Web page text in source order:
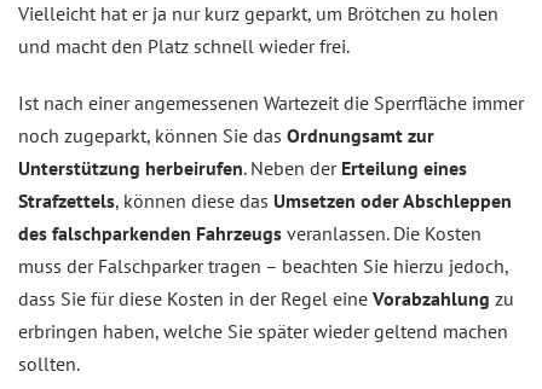
Vielleicht hat er ja nur kurz geparkt, um Brötchen zu holen
und macht den Platz schnell wieder frei.
Ist nach einer angemessenen Wartezeit die Sperrfläche immer
noch zugeparkt, können Sie das Ordnungsamt zur
Unterstützung herbeirufen. Neben der Erteilung eines
Strafzettels, können diese das Umsetzen oder Abschleppen
des falschparkenden Fahrzeugs veranlassen. Die Kosten
muss der Falschparker tragen – beachten Sie hierzu jedoch,
dass Sie für diese Kosten in der Regel eine Vorabzahlung zu
erbringen haben, welche Sie später wieder geltend machen
sollten.